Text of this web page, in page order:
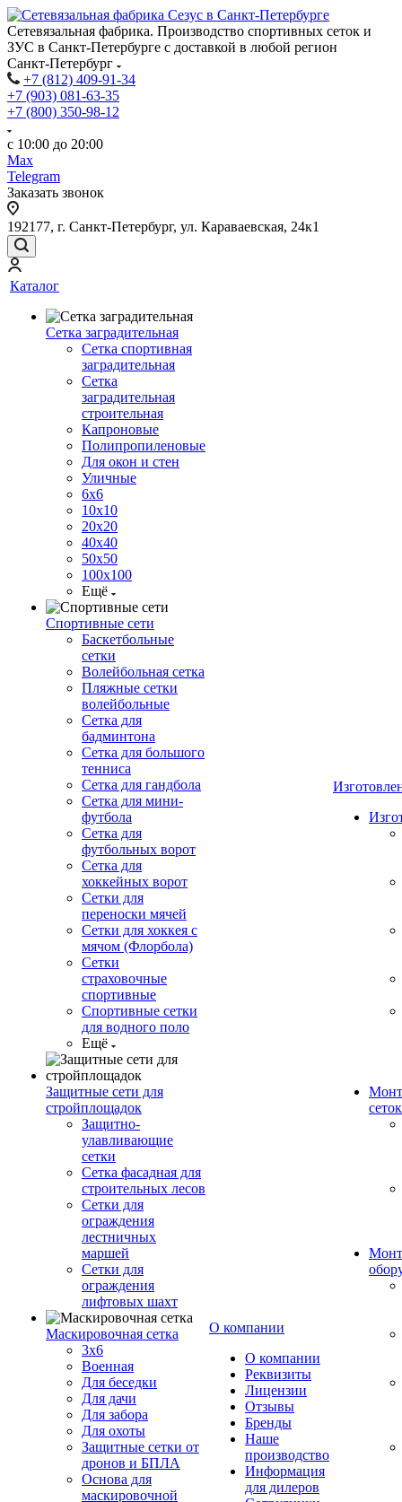
Сетевязальная фабрика. Производство спортивных сеток и
ЗУС в Санкт-Петербурге с доставкой в любой регион
Санкт-Петербург
+7 (812) 409-91-34
+7 (903) 081-63-35
+7 (800) 350-98-12
с 10:00 до 20:00
Max
Telegram
Заказать звонок
192177, г. Санкт-Петербург, ул. Караваевская, 24к1
Каталог
Сетка заградительная
Сетка спортивная
заградительная
Сетка
заградительная
строительная
Капроновые
Полипропиленовые
Для окон и стен
Уличные
6х6
10х10
20х20
40х40
50х50
100х100
Ещё
Спортивные сети
Баскетбольные
сетки
Волейбольная сетка
Пляжные сетки
волейбольные
Сетка для
бадминтона
Сетка для большого
тенниса
Сетка для гандбола
Сетка для мини-
футбола
Сетка для
футбольных ворот
Сетка для
хоккейных ворот
Сетки для
переноски мячей
Сетки для хоккея с
мячом (Флорбола)
Сетки
страховочные
спортивные
Спортивные сетки
для водного поло
Ещё
Защитные сети для
стройплощадок
Защитно-
улавливающие
сетки
Сетка фасадная для
строительных лесов
Сетки для
ограждения
лестничных
маршей
Сетки для
ограждения
лифтовых шахт
Маскировочная сетка
3х6
Военная
Для беседки
Для дачи
Для забора
Для охоты
Защитные сетки от
дронов и БПЛА
Основа для
маскировочной
О компании
О компании
Реквизиты
Лицензии
Отзывы
Бренды
Наше
производство
Информация
для дилеров
сеток